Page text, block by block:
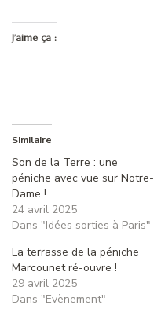
J’aime ça :
Similaire
Son de la Terre : une
péniche avec vue sur Notre-
Dame !
24 avril 2025
Dans "Idées sorties à Paris"
La terrasse de la péniche
Marcounet ré-ouvre !
29 avril 2025
Dans "Evènement"